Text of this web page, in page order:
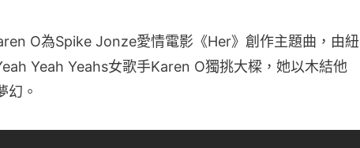
O為Spike Jonze愛情電影《Her》創作主題曲，由紐
Yeah Yeahs女歌手Karen O獨挑大樑，她以木結他
幻。